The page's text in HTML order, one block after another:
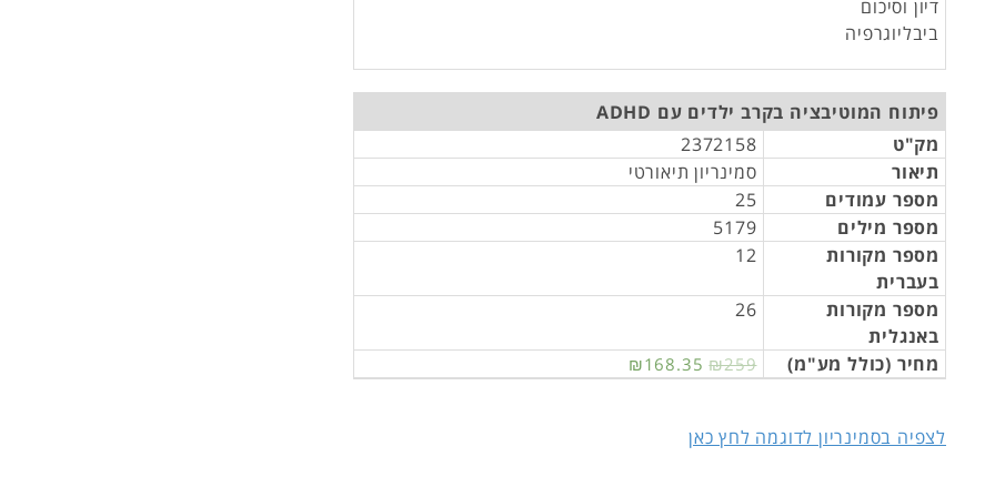
דיון וסיכום
ביבליוגרפיה
פיתוח המוטיבציה בקרב ילדים עם ADHD
מק"ט
2372158
תיאור
סמינריון תיאורטי
מספר עמודים
25
מספר מילים
5179
מספר מקורות
בעברית
12
מספר מקורות
באנגלית
26
מחיר (כולל מע"מ) ₪168.35 ₪259
לצפיה בסמינריון לדוגמה לחץ כאן